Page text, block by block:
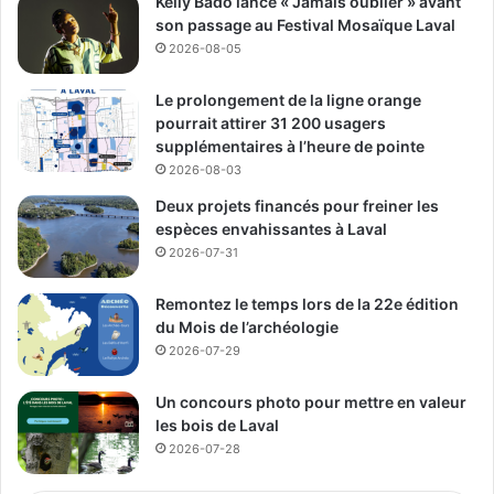
officiellement lancé en septembre 2024. Structuré dans le
modèle d’économie sociale, l’organisme est actuellement
en attente de son numéro de charité.
Sa mission est claire : « diminuer la charge mentale, briser
l’isolement et offrir un village aux mamans qui n’en ont pas
Un réseau de soutien qui prend
rapidement de l’ampleur
son passage au Festival Mosaïque Laval
2026-08-05
Le prolongement de la ligne orange
pourrait attirer 31 200 usagers
supplémentaires à l’heure de pointe
2026-08-03
Deux projets financés pour freiner les
espèces envahissantes à Laval
2026-07-31
Remontez le temps lors de la 22e édition
du Mois de l’archéologie
2026-07-29
Un concours photo pour mettre en valeur
les bois de Laval
2026-07-28